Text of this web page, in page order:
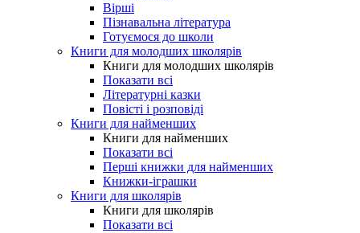
Вірші
Пізнавальна література
Готуємося до школи
Книги для молодших школярів
Книги для молодших школярів
Показати всі
Літературні казки
Повісті і розповіді
Книги для найменших
Книги для найменших
Показати всі
Перші книжки для найменших
Книжки-іграшки
Книги для школярів
Книги для школярів
Показати всі